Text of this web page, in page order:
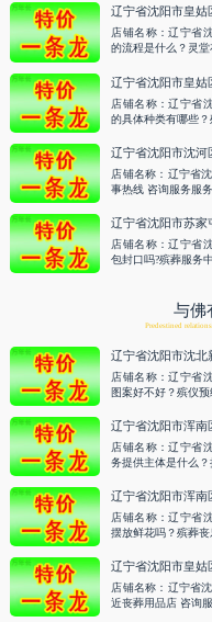
店铺名称：辽宁省
的流程是什么？灵
店铺名称：辽宁省
的具体种类有哪些？
店铺名称：辽宁省
事热线 咨询服务服
店铺名称：辽宁省
包封口吗?殡葬服务
与佛
Predestined
店铺名称：辽宁省
图案好不好？殡仪预
店铺名称：辽宁省
务提供主体是什么？
店铺名称：辽宁省
摆放鲜花吗？殡葬丧
店铺名称：辽宁省
近丧葬用品店 咨询